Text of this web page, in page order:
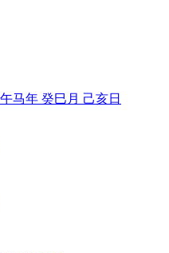
马年 癸巳月 己亥日